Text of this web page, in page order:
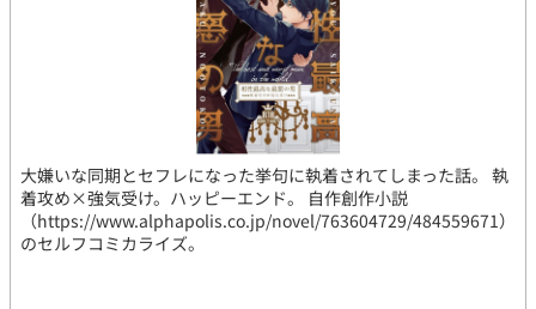
大嫌いな同期とセフレになった挙句に執着されてしまった話。 執
着攻め×強気受け。ハッピーエンド。 自作創作小説
（https://www.alphapolis.co.jp/novel/763604729/484559671）
のセルフコミカライズ。